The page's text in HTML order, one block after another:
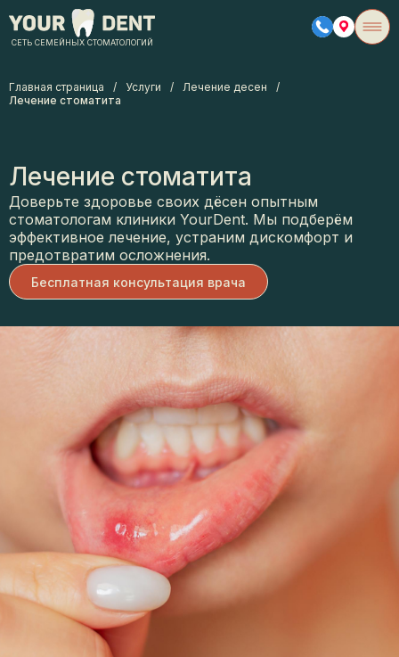
СЕТЬ СЕМЕЙНЫХ СТОМАТОЛОГИЙ
Главная страница / Услуги / Лечение десен
/
Лечение стоматита
Лечение стоматита
Доверьте здоровье своих дёсен опытным
стоматологам клиники YourDent. Мы подберём
эффективное лечение, устраним дискомфорт и
предотвратим осложнения.
Бесплатная консультация врача